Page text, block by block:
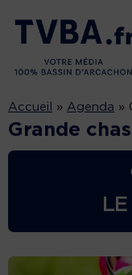
Accueil » Agenda »
Grande
LE